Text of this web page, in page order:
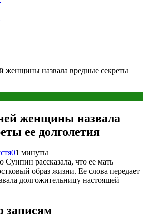
женщины назвала вредные секреты
женщины назвала
ее долголетия
01 минуты
рассказала, что ее мать
образ жизни. Ее слова передает
долгожительницу настоящей
записям